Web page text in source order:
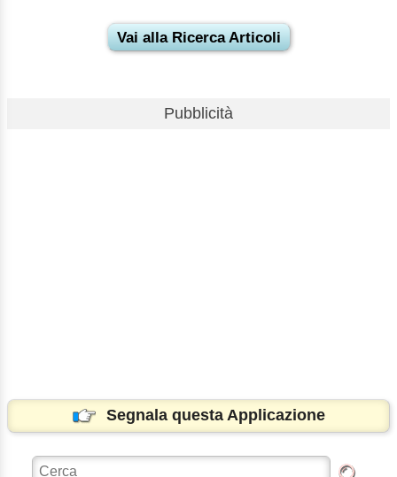
Vai alla Ricerca Articoli
Pubblicità
Segnala questa Applicazione